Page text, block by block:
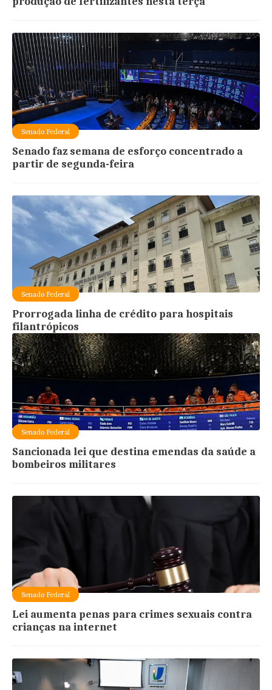
Senado Federal
Senado faz semana de esforço concentrado a
partir de segunda-feira
Senado Federal
Prorrogada linha de crédito para hospitais
filantrópicos
Senado Federal
Sancionada lei que destina emendas da saúde a
bombeiros militares
Senado Federal
Lei aumenta penas para crimes sexuais contra
crianças na internet